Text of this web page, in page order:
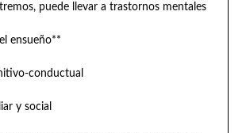
puede llevar a trastornos mentales
ensueño**
conductual
y social